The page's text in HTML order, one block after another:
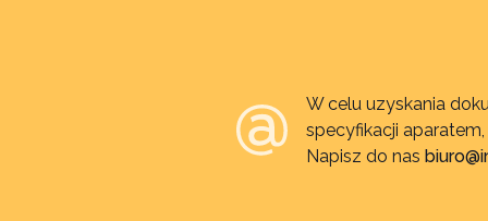
W celu uzyskania
specyfikacji
Napisz do nas